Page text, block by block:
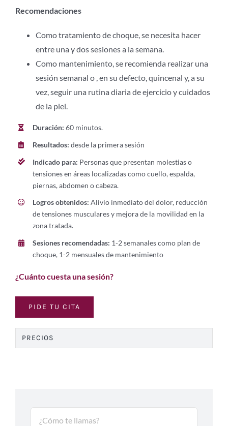
Recomendaciones
Como tratamiento de choque, se necesita hacer
entre una y dos sesiones a la semana.
Como mantenimiento, se recomienda realizar una
sesión semanal o , en su defecto, quincenal y, a su
vez, seguir una rutina diaria de ejercicio y cuidados
de la piel.
Duración: 60 minutos.
Resultados: desde la primera sesión
Indicado para: Personas que presentan molestias o
tensiones en áreas localizadas como cuello, espalda,
piernas, abdomen o cabeza.
Logros obtenidos: Alivio inmediato del dolor, reducción
de tensiones musculares y mejora de la movilidad en la
zona tratada.
Sesiones recomendadas: 1-2 semanales como plan de
choque, 1-2 mensuales de mantenimiento
¿Cuánto cuesta una sesión?
PIDE TU CITA
PRECIOS